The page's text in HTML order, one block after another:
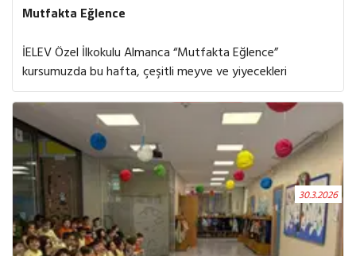
Mutfakta Eğlence
İELEV Özel İlkokulu Almanca “Mutfakta Eğlence”
kursumuzda bu hafta, çeşitli meyve ve yiyecekleri
kullanarak hayvan figürleri oluşturduk. Bu keyifli etkinlik
sayesinde hem meyvelerin Almanca isimlerini öğrendik hem
de hayal gücümüzü geliştirerek eğlenceli vakit geçirdik.
30.3.2026